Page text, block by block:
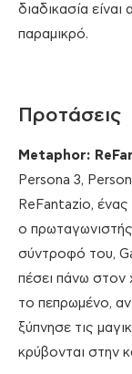
διαδικασία
παραμικρό.
Προτάσεις
Metaphor:
Persona 3,
ReFantazio,
ο πρωταγωνιστής
σύντροφό του,
πέσει πάνω στον
το πεπρωμένο,
ξύπνησε τις
κρύβονται στην